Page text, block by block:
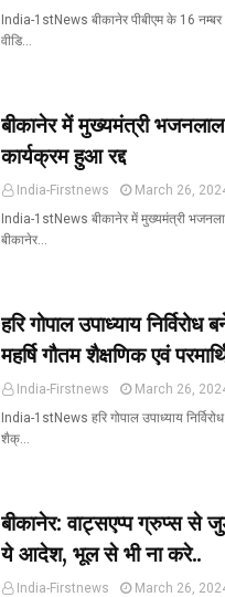
India-1stNews बीकानेर पीबीएम के 16 नम्बर
वीडि…
बीकानेर में मुख्यमंत्री
कार्यक्रम हुआ रद्द
India-Firstnews
March 26,
India-1stNews बीकानेर में मुख्यमंत्री
बीकानेर…
हरि गोपाल उपाध्याय
महर्षि गौतम शैक्षणिक एवं
India-Firstnews
March 26,
India-1stNews हरि गोपाल उपाध्याय
शैक्…
बीकानेर: वाट्सएप्प ग्रुप्स से
ये आदेश, भूल से भी ना करे..
India-Firstnews
March 26,